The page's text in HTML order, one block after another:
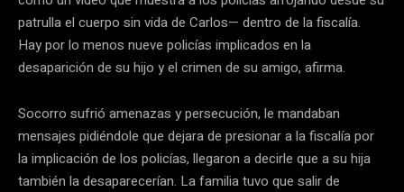
patrulla el cuerpo sin vida de Carlos— dentro de la fiscalía.
Hay por lo menos nueve policías implicados en la
desaparición de su hijo y el crimen de su amigo, afirma.
Socorro sufrió amenazas y persecución, le mandaban
mensajes pidiéndole que dejara de presionar a la fiscalía por
la implicación de los policías, llegaron a decirle que a su hija
también la desaparecerían. La familia tuvo que salir de